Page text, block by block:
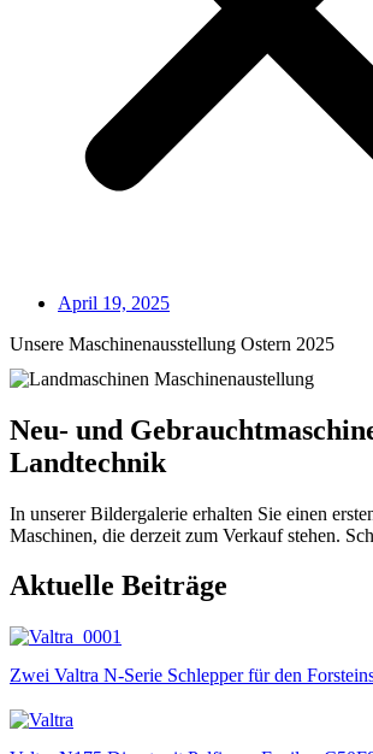
April 19, 2025
Unsere Maschinenausstellung Ostern 2025
Neu- und
Landtechnik
In unserer Bildergalerie erhalten Sie einen
Maschinen, die derzeit zum Verkauf stehen.
Aktuelle Beiträge
Zwei Valtra N-Serie Schlepper für den